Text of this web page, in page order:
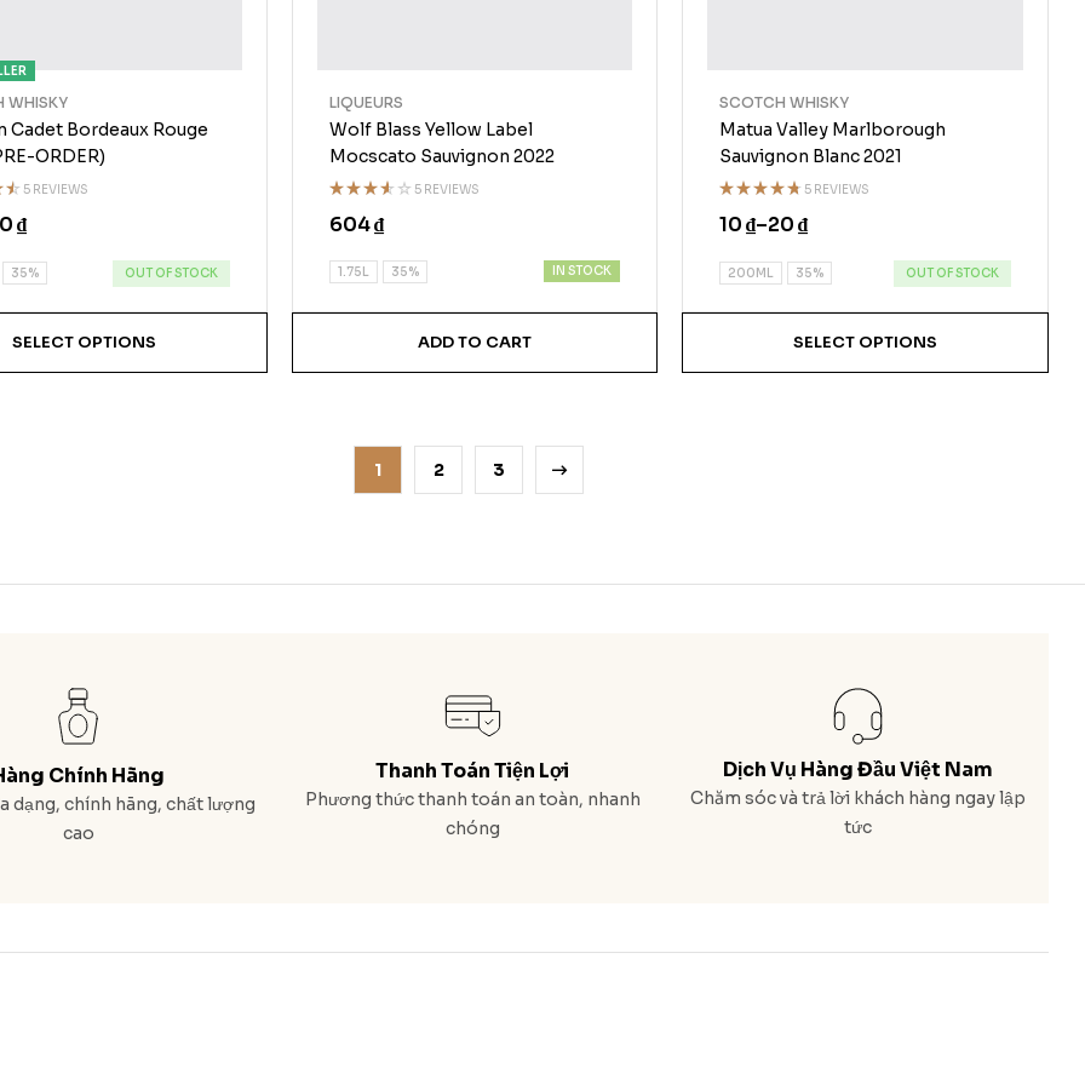
Cadet Bordeaux Rouge
ORDER)
5 REVIEWS
WHISKY
₫
35% OUT OF STOCK
SELECT OPTIONS
Wolf Blass Yellow Label
Mocscato Sauvignon 2022
Rated
3.50
5
5 REVIEWS
LIQUEURS
604₫
1.75L 35% IN STOCK
ADD TO CART
Matua Valley Marlborough
Sauvignon Blanc 2021
Rated
4.60out
5 REVIEWS
SCOTCH WHISKY
10₫–20₫
200ML 35% OUT OF STOCK
SELECT OPTIONS
1 2 3
Chính Hãng
dạng, chính hãng, chất lượng
cao
Thanh Toán Tiện Lợi
Phương thức thanh toán an toàn, nhanh
chóng
Dịch Vụ Hàng Đầu Việt Nam
Chăm sóc và trả lời khách hàng ngay lập
tức